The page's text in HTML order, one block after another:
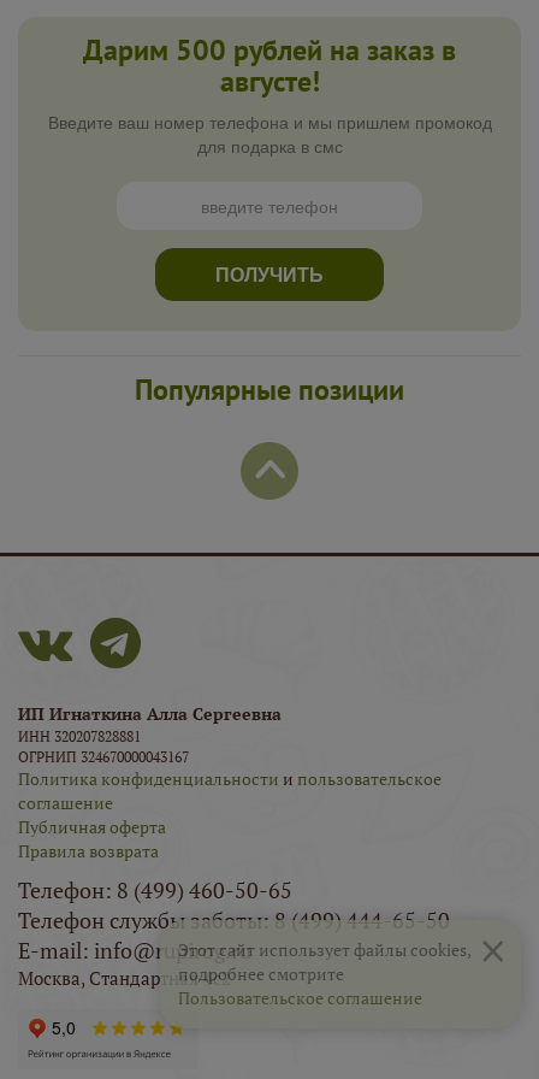
Дарим 500 рублей на заказ в
августе!
Введите ваш номер телефона и мы пришлем промокод
для подарка в смс
ПОЛУЧИТЬ
Популярные позиции
ИП Игнаткина Алла Сергеевна
ИНН 320207828881
ОГРНИП 324670000043167
Политика конфиденциальности и пользовательское
соглашение
Публичная оферта
Правила возврата
Телефон: 8 (499) 460-50-65
Телефон службы заботы: 8 (499) 444-65-50
E-mail: info@rupirog.ru
Москва, Стандартная 4с2 ×
Этот сайт использует файлы cookies,
подробнее смотрите
Пользовательское соглашение